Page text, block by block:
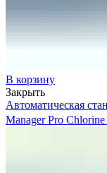
В корзину
Закрыть
Автоматическая
Manager Pro